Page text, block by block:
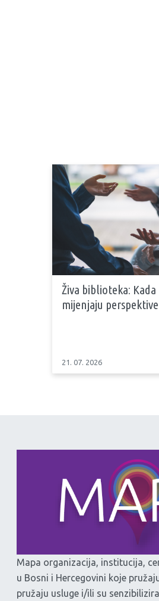
Živa biblioteka:
mijenjaju perspektive
21. 07. 2026
Mapa organizacija, institucija,
u Bosni i Hercegovini koje
pružaju usluge i/ili su